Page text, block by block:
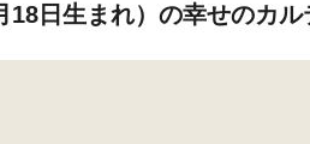
18日生まれ）の幸せのカル